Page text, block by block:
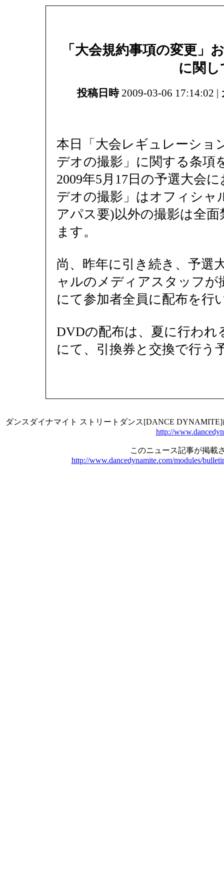
「大会規約事項の変更」
に関し
投稿日時2009-03-06 17:14:02 |
本日「大会レギュレーショ
デオの撮影」に関する条項
2009年5月17日の予選大会
デオの撮影」はオフィシャ
アパス要)以外の撮影は全
ます。
尚、昨年に引き続き、予選
ャルのメディアスタッフが
にて参加者全員に配布を行
DVDの配布は、夏に行われ
にて、引換券と交換で行う
ダンスダイナマイト ストリートダンス[DANCE
http://
このニュース記事が掲載
http://www.dancedynamite.com/modules/